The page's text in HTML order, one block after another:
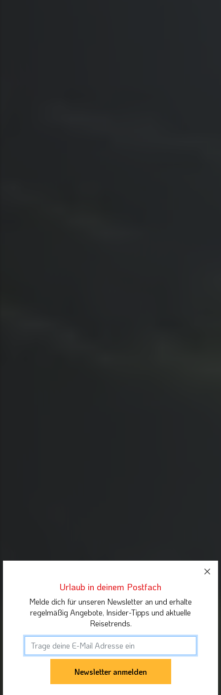
Urlaub in deinem Postfach
Melde dich für unseren Newsletter an und erhalte
regelmäßig Angebote, Insider-Tipps und aktuelle
Reisetrends.